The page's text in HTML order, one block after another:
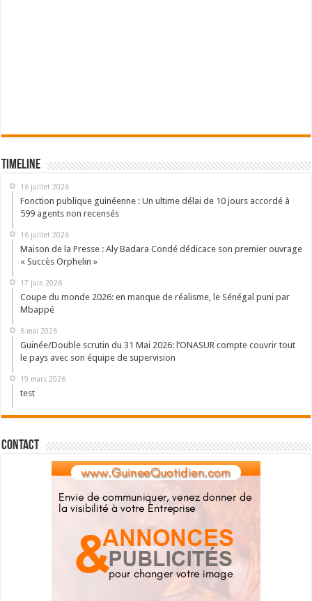
Timeline
16 juillet 2026
Fonction publique guinéenne : Un ultime délai de 10 jours accordé à
599 agents non recensés
16 juillet 2026
Maison de la Presse : Aly Badara Condé dédicace son premier ouvrage
« Succès Orphelin »
17 juin 2026
Coupe du monde 2026: en manque de réalisme, le Sénégal puni par
Mbappé
6 mai 2026
Guinée/Double scrutin du 31 Mai 2026: l’ONASUR compte couvrir tout
le pays avec son équipe de supervision
19 mars 2026
test
Contact